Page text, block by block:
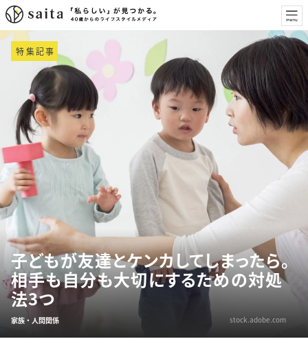
特集記事
子どもが友達とケンカしてしまったら。
相手も自分も大切にするための対処
法3つ
家族・人間関係 stock.adobe.com